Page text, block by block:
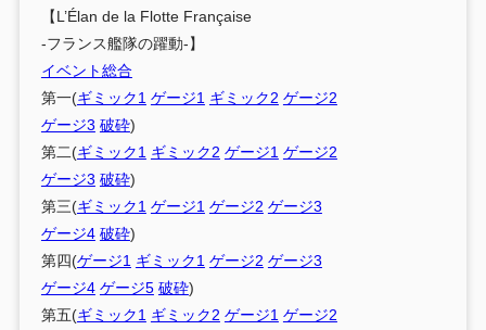
【L’Élan de la Flotte Française
-フランス艦隊の躍動-】
イベント総合
第一(ギミック1 ゲージ1 ギミック2 ゲージ2
ゲージ3 破砕)
第二(ギミック1 ギミック2 ゲージ1 ゲージ2
ゲージ3 破砕)
第三(ギミック1 ゲージ1 ゲージ2 ゲージ3
ゲージ4 破砕)
第四(ゲージ1 ギミック1 ゲージ2 ゲージ3
ゲージ4 ゲージ5 破砕)
第五(ギミック1 ギミック2 ゲージ1 ゲージ2